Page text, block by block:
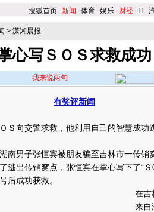
搜狐首页-新闻 -体育-娱乐- 财经- IT-
> 潇湘晨报
心写ＳＯＳ求救成功
我来说两句
有奖评新闻
向交警求救，他利用自己的智慧成功
男子张恒宾被朋友骗至吉林市一传销
逃出传销窝点，张恒宾在掌心写下了“
后成功获救。
在吉林
来自湖